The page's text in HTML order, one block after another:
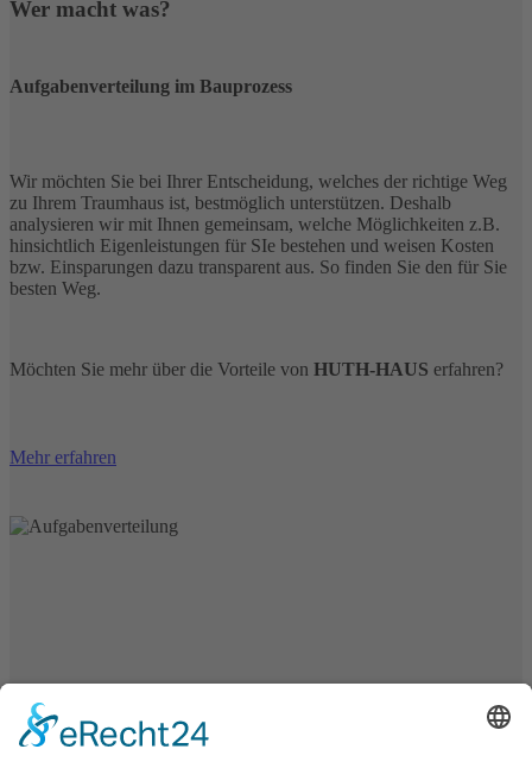
Wer macht was?
Aufgabenverteilung im Bauprozess
Wir möchten Sie bei Ihrer Entscheidung, welches der richtige Weg
zu Ihrem Traumhaus ist, bestmöglich unterstützen. Deshalb
analysieren wir mit Ihnen gemeinsam, welche Möglichkeiten z.B.
hinsichtlich Eigenleistungen für SIe bestehen und weisen Kosten
bzw. Einsparungen dazu transparent aus. So finden Sie den für Sie
besten Weg.
Möchten Sie mehr über die Vorteile von HUTH-HAUS erfahren?
Mehr erfahren